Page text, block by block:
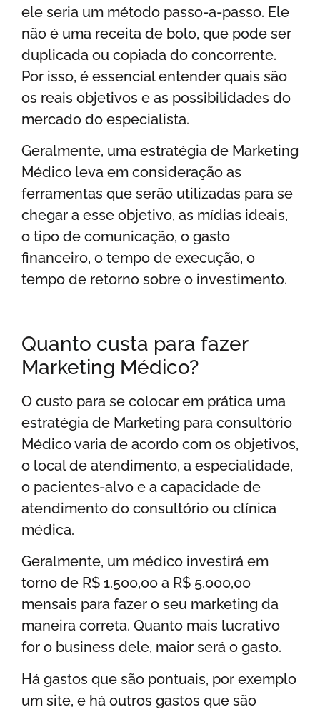
ele seria um método passo-a-passo. Ele
não é uma receita de bolo, que pode ser
duplicada ou copiada do concorrente.
Por isso, é essencial entender quais são
os reais objetivos e as possibilidades do
mercado do especialista.
Geralmente, uma estratégia de Marketing
Médico leva em consideração as
ferramentas que serão utilizadas para se
chegar a esse objetivo, as mídias ideais,
o tipo de comunicação, o gasto
financeiro, o tempo de execução, o
tempo de retorno sobre o investimento.
Quanto custa para fazer
Marketing Médico?
O custo para se colocar em prática uma
estratégia de Marketing para consultório
Médico varia de acordo com os objetivos,
o local de atendimento, a especialidade,
o pacientes-alvo e a capacidade de
atendimento do consultório ou clínica
médica.
Geralmente, um médico investirá em
torno de R$ 1.500,00 a R$ 5.000,00
mensais para fazer o seu marketing da
maneira correta. Quanto mais lucrativo
for o business dele, maior será o gasto.
Há gastos que são pontuais, por exemplo
um site, e há outros gastos que são